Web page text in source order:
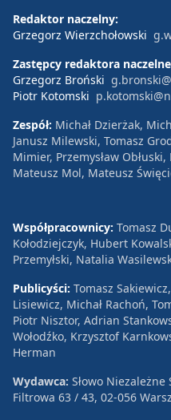
Redaktor naczelny:
Grzegorz Wierzchołowski
Zastępcy redaktora
Grzegorz Broński
Piotr Kotomski
Zespół: Michał Dzierżak,
Janusz Milewski, Tomasz
Mimier, Przemysław
Mateusz Mol, Mateusz
Współpracownicy: Tomasz
Kołodziejczyk, Hubert
Przemyłski, Natalia
Publicyści: Tomasz
Lisiewicz, Michał Rachoń,
Piotr Nisztor, Adrian
Wołodźko, Krzysztof
Herman
Wydawca: Słowo Niezależne
Filtrowa 63 / 43, 02-056